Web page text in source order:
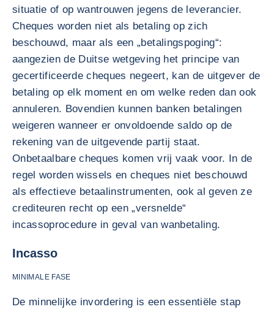
situatie of op wantrouwen jegens de leverancier.
Cheques worden niet als betaling op zich
beschouwd, maar als een „betalingspoging“:
aangezien de Duitse wetgeving het principe van
gecertificeerde cheques negeert, kan de uitgever de
betaling op elk moment en om welke reden dan ook
annuleren. Bovendien kunnen banken betalingen
weigeren wanneer er onvoldoende saldo op de
rekening van de uitgevende partij staat.
Onbetaalbare cheques komen vrij vaak voor. In de
regel worden wissels en cheques niet beschouwd
als effectieve betaalinstrumenten, ook al geven ze
crediteuren recht op een „versnelde“
incassoprocedure in geval van wanbetaling.
Incasso
MINIMALE FASE
De minnelijke invordering is een essentiële stap